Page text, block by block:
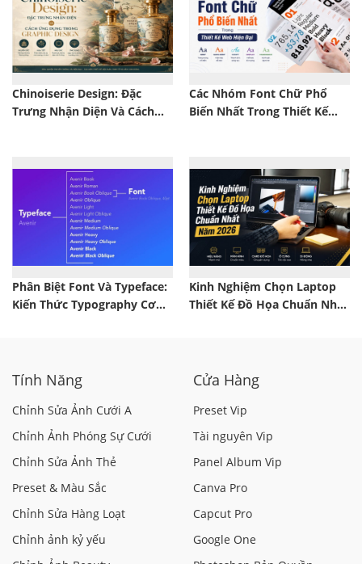
Chinoiserie Design: Đặc
Trưng Nhận Diện Và Cách
Các Nhóm Font Chữ Phổ
Biến Nhất Trong Thiết Kế
Phân Biệt Font Và Typeface:
Kiến Thức Typography Cơ
Kinh Nghiệm Chọn Laptop
Thiết Kế Đồ Họa Chuẩn Nhất
Tính Năng
Chỉnh Sửa Ảnh Cưới A
Chỉnh Ảnh Phóng Sự Cưới
Chỉnh Sửa Ảnh Thẻ
Preset & Màu Sắc
Chỉnh Sửa Hàng Loạt
Chỉnh ảnh kỷ yếu
Cửa Hàng
Preset Vip
Tài nguyên Vip
Panel Album Vip
Canva Pro
Capcut Pro
Google One